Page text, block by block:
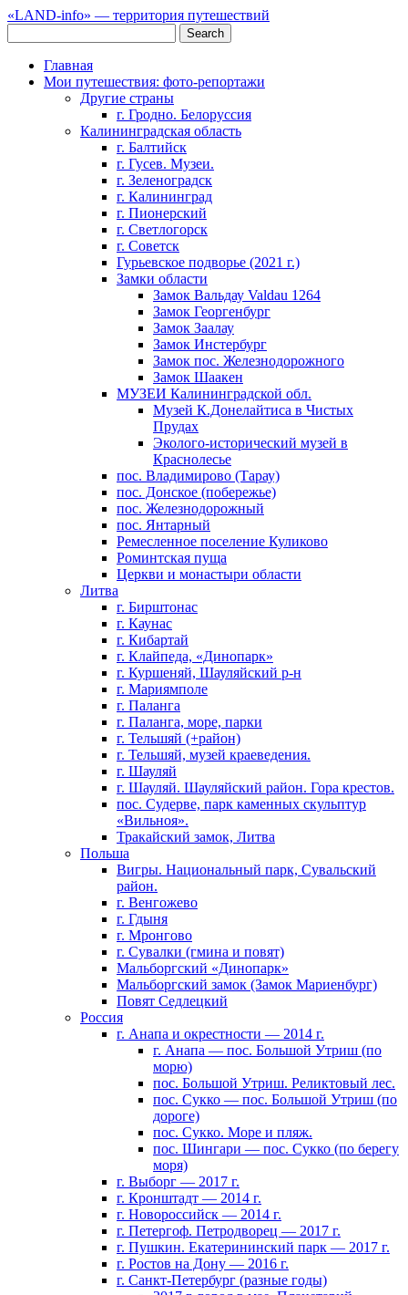
«LAND-info» — территория путешествий
Главная
Мои путешествия: фото-репортажи
Другие страны
г. Гродно. Белоруссия
Калининградская область
г. Балтийск
г. Гусев. Музеи.
г. Зеленоградск
г. Калининград
г. Пионерский
г. Светлогорск
г. Советск
Гурьевское подворье (2021 г.)
Замки области
Замок Вальдау Valdau 1264
Замок Георгенбург
Замок Заалау
Замок Инстербург
Замок пос. Железнодорожного
Замок Шаакен
МУЗЕИ Калининградской обл.
Музей К.Донелайтиса в Чистых
Прудах
Эколого-исторический музей в
Краснолесье
пос. Владимирово (Тарау)
пос. Донское (побережье)
пос. Железнодорожный
пос. Янтарный
Ремесленное поселение Куликово
Роминтская пуща
Церкви и монастыри области
Литва
г. Бирштонас
г. Каунас
г. Кибартай
г. Клайпеда, «Динопарк»
г. Куршеняй, Шауляйский р-н
г. Мариямполе
г. Паланга
г. Паланга, море, парки
г. Тельшяй (+район)
г. Тельшяй, музей краеведения.
г. Шауляй
г. Шауляй. Шауляйский район. Гора крестов.
пос. Судерве, парк каменных скульптур
«Вильноя».
Тракайский замок, Литва
Польша
Вигры. Национальный парк, Сувальский
район.
г. Венгожево
г. Гдыня
г. Мронгово
г. Сувалки (гмина и повят)
Мальборгский «Динопарк»
Мальборгский замок (Замок Мариенбург)
Повят Седлецкий
Россия
г. Анапа и окрестности — 2014 г.
г. Анапа — пос. Большой Утриш (по
морю)
пос. Большой Утриш. Реликтовый лес.
пос. Сукко — пос. Большой Утриш (по
дороге)
пос. Сукко. Море и пляж.
пос. Шингари — пос. Сукко (по берегу
моря)
г. Выборг — 2017 г.
г. Кронштадт — 2014 г.
г. Новороссийск — 2014 г.
г. Петергоф. Петродворец — 2017 г.
г. Пушкин. Екатерининский парк — 2017 г.
г. Ростов на Дону — 2016 г.
г. Санкт-Петербург (разные годы)